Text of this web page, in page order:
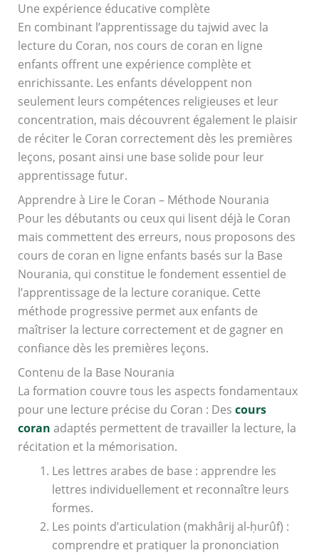
Une expérience éducative complète
En combinant l’apprentissage du tajwid avec la
lecture du Coran, nos cours de coran en ligne
enfants offrent une expérience complète et
enrichissante. Les enfants développent non
seulement leurs compétences religieuses et leur
concentration, mais découvrent également le plaisir
de réciter le Coran correctement dès les premières
leçons, posant ainsi une base solide pour leur
apprentissage futur.
Apprendre à Lire le Coran – Méthode Nourania
Pour les débutants ou ceux qui lisent déjà le Coran
mais commettent des erreurs, nous proposons des
cours de coran en ligne enfants basés sur la Base
Nourania, qui constitue le fondement essentiel de
l’apprentissage de la lecture coranique. Cette
méthode progressive permet aux enfants de
maîtriser la lecture correctement et de gagner en
confiance dès les premières leçons.
Contenu de la Base Nourania
La formation couvre tous les aspects fondamentaux
pour une lecture précise du Coran : Des cours
coran adaptés permettent de travailler la lecture, la
récitation et la mémorisation.
Les lettres arabes de base : apprendre les
lettres individuellement et reconnaître leurs
formes.
Les points d’articulation (makhârij al-ḥurûf) :
comprendre et pratiquer la prononciation